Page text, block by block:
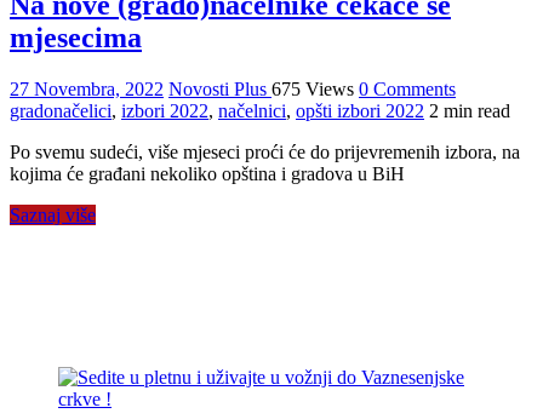
mjesecima
27 Novembra, 2022 Novosti Plus 675 Views 0 Comments
gradonačelici, izbori 2022, načelnici, opšti izbori 2022 2 min read
Po svemu sudeći, više mjeseci proći će do prijevremenih izbora, na
kojima će građani nekoliko opština i gradova u BiH
Saznaj više